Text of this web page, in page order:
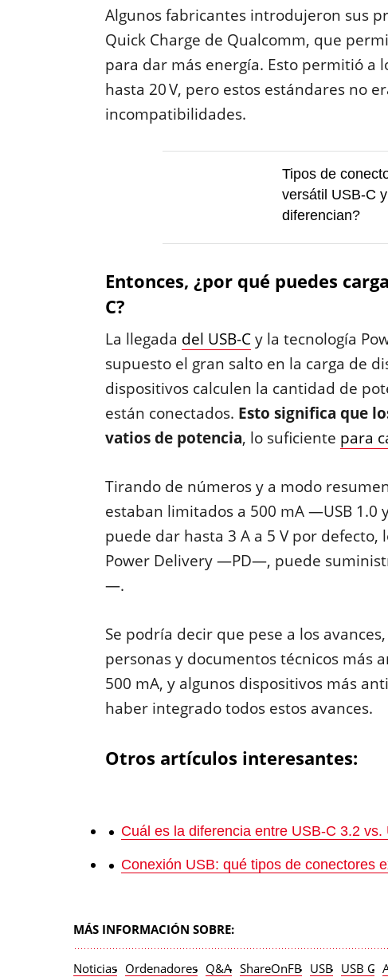
Algunos fabricantes introdujeron sus
Quick Charge de Qualcomm, que
para dar más energía. Esto permitió a
hasta 20 V, pero estos estándares no
incompatibilidades.
Tipos de
versátil USB-C
diferencian?
Entonces, ¿por qué puedes
C?
La llegada del USB-Cy la tecnología
supuesto el gran salto en la carga de
dispositivos calculen la cantidad de
están conectados. Esto significa que
vatios de potencia, lo suficiente para
Tirando de números y a modo
estaban limitados a 500 mA —USB 1.0
puede dar hasta 3 A a 5 V por defecto,
Power Delivery —PD—, puede
—.
Se podría decir que pese a los
personas y documentos técnicos más
500 mA, y algunos dispositivos más
haber integrado todos estos avances.
Otros artículos interesantes:
Cuál es la diferencia entre USB-C 3.2
Conexión USB: qué tipos de conectores
MÁS INFORMACIÓN SOBRE:
Noticias Ordenadores Q&A ShareOnFB USB USB C